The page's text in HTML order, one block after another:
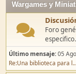
Wargames y
Foro
especifico.
Último mensaje:05
Re:Una biblioteca para